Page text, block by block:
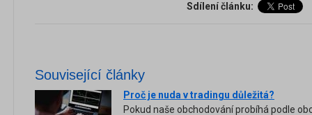
Sdílení článku:
Související články
Proč je nuda v tradingu důležitá?
Pokud naše obchodování probíhá podle